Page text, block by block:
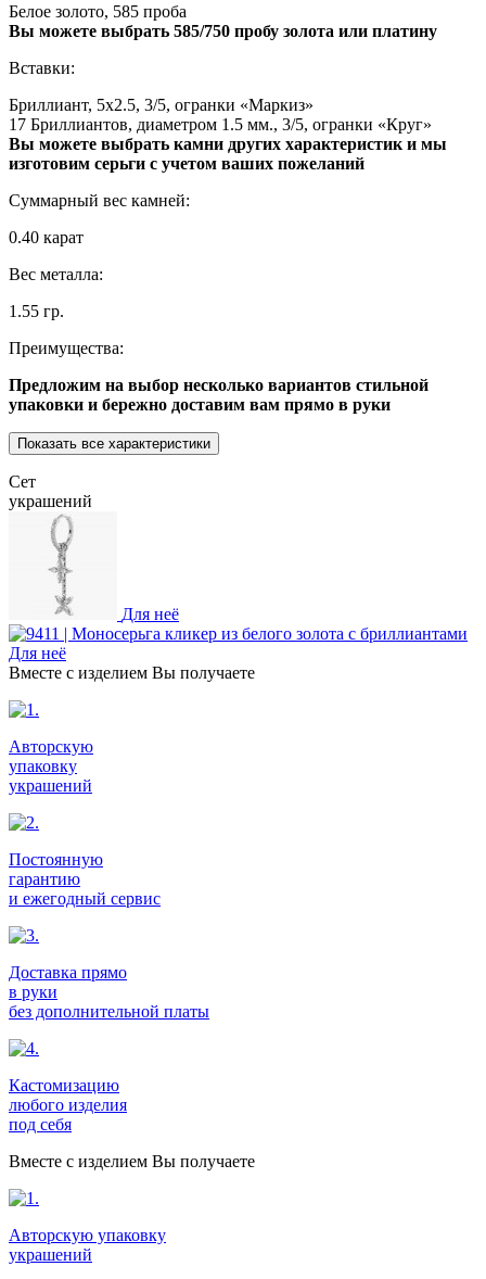
Белое золото, 585 проба
Вы можете выбрать 585/750 пробу золота или платину
Вставки:
Бриллиант, 5x2.5, 3/5, огранки «Маркиз»
17 Бриллиантов, диаметром 1.5 мм., 3/5, огранки «Круг»
Вы можете выбрать камни других характеристик и мы
изготовим серьги с учетом ваших пожеланий
Суммарный вес камней:
0.40 карат
Вес металла:
1.55 гр.
Преимущества:
Предложим на выбор несколько вариантов стильной
упаковки и бережно доставим вам прямо в руки
Показать все характеристики
Сет
украшений
Для неё
Для неё
Вместе с изделием Вы получаете
Авторскую
упаковку
украшений
Постоянную
гарантию
и ежегодный сервис
Доставка прямо
в руки
без дополнительной платы
Кастомизацию
любого изделия
под себя
Вместе с изделием Вы получаете
Авторскую упаковку
украшений